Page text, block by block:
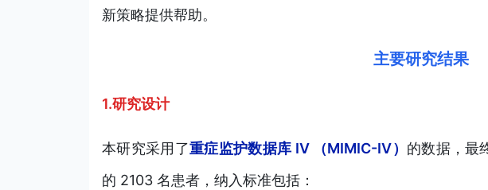
新策略提供帮助。
主要研究结果
1.研究设计
本研究采用了重症监护数据库 IV （MIMIC-IV） 的数据，最
的 2103 名患者，纳入标准包括：